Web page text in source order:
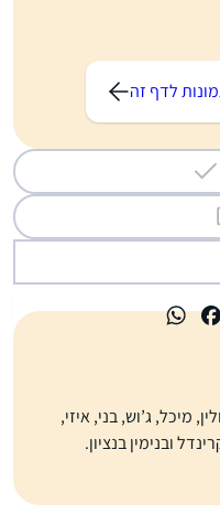
לדף זה
מיכל, ג’וש, בני, איזי,
ובנימין בנציון.